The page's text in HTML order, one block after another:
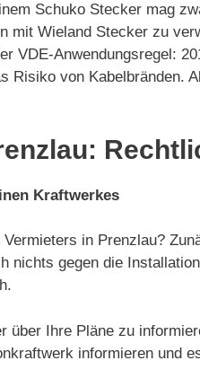
Schuko Stecker mag
mit Wieland Stecker zu
VDE-Anwendungsregel:
Risiko von Kabelbränden.
Kraftwerkes
in Prenzlau?
nichts gegen die
über Ihre Pläne zu
informieren und